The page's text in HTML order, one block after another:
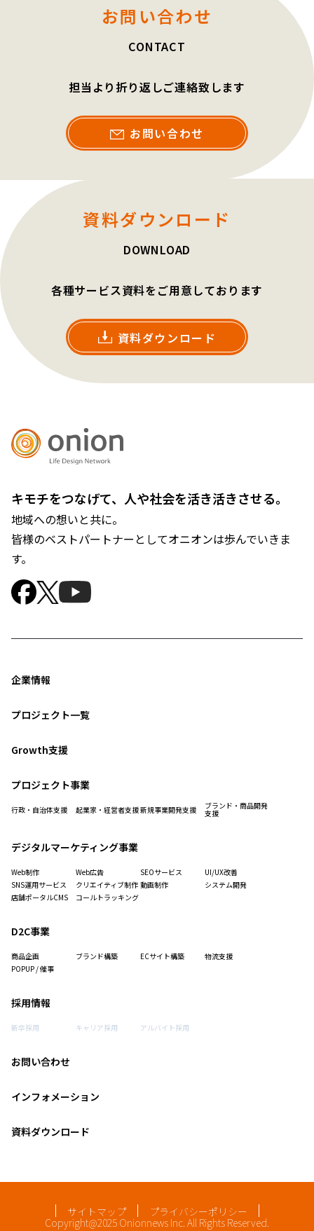
お問い合わせ
CONTACT
担当より折り返しご連絡致します
お問い合わせ
資料ダウンロード
DOWNLOAD
各種サービス資料をご用意しております
資料ダウンロード
キモチをつなげて、人や社会を活き活きさせる。
地域への想いと共に。
皆様のベストパートナーとしてオニオンは歩んでいきま
す。
企業情報
プロジェクト一覧
Growth支援
プロジェクト事業
行政・自治体支援 起業家・経営者支援新規事業開発支援 ブランド・商品開発
支援
デジタルマーケティング事業
Web制作 Web広告 SEOサービス
UI/UX改善
SNS運用サービス
クリエイティブ制作 動画制作
システム開発
店舗ポータルCMS
コールトラッキング
D2C事業
商品企画 ブランド構築 ECサイト構築
物流支援
POPUP / 催事
採用情報
新卒採用 キャリア採用 アルバイト採用
お問い合わせ
インフォメーション
資料ダウンロード
サイトマップ
プライバシーポリシー
Copyright@2025 Onionnews Inc. All Rights Reserved.